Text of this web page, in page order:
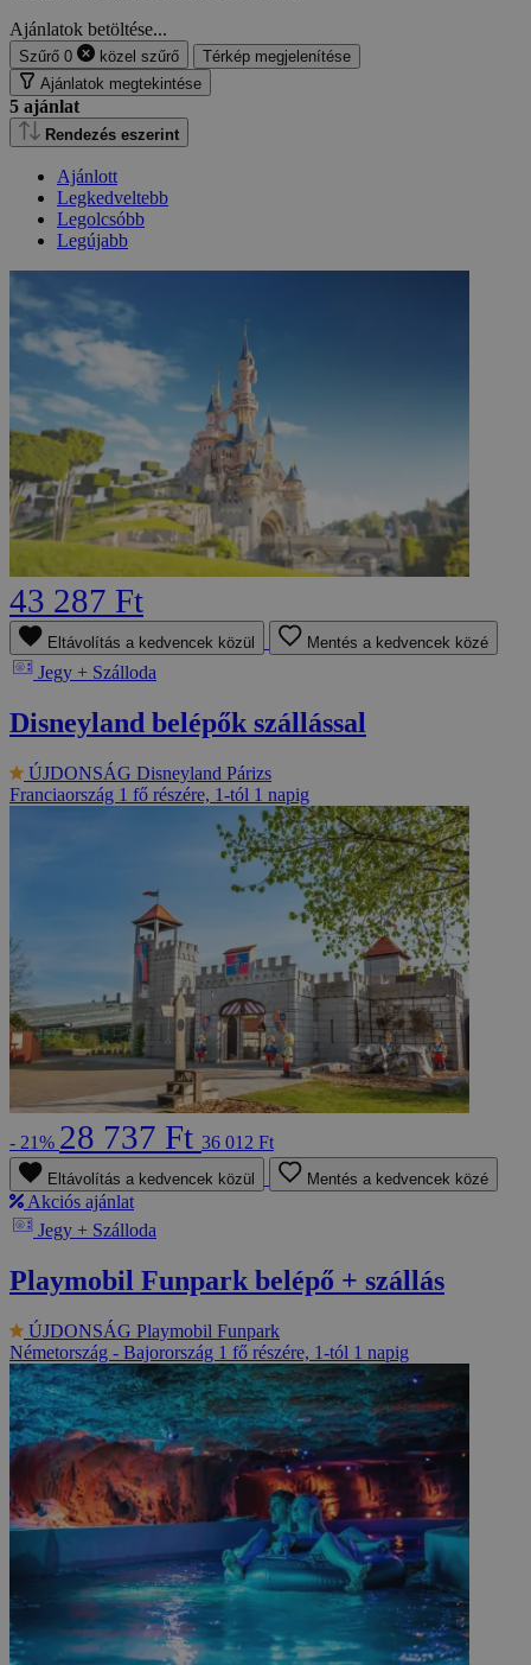
Ajánlatok betöltése...
Szűrő 0 közel szűrő
Térkép megjelenítése
Ajánlatok megtekintése
5 ajánlat
Rendezés eszerint
Ajánlott
Legkedveltebb
Legolcsóbb
Legújabb
43 287 Ft
Eltávolítás a kedvencek közül Mentés a kedvencek közé
Jegy + Szálloda
Disneyland belépők szállással
ÚJDONSÁG Disneyland Párizs
Franciaország 1 fő részére, 1-tól 1 napig
- 21% 28 737 Ft 36 012 Ft
Eltávolítás a kedvencek közül Mentés a kedvencek közé
Akciós ajánlat
Jegy + Szálloda
Playmobil Funpark belépő + szállás
ÚJDONSÁG Playmobil Funpark
Németország - Bajorország 1 fő részére, 1-tól 1 napig